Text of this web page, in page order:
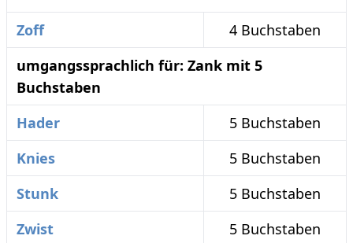
Zoff
4 Buchstaben
umgangssprachlich für: Zank mit 5
Buchstaben
Hader
5 Buchstaben
Knies
5 Buchstaben
Stunk
5 Buchstaben
Zwist
5 Buchstaben